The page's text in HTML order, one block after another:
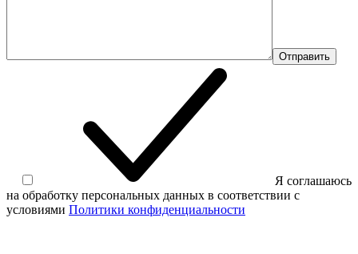
Отправить
Я соглашаюсь
на обработку персональных данных в соответствии с
условиями Политики конфиденциальности